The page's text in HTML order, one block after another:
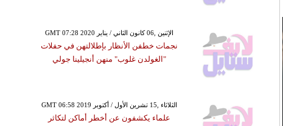
GMT 07:28 2020 الإثنين ,06 كانون الثاني / يناير
نجمات خطفن الأنظار بإطلالتهن في حفلات
"الغولدن غلوب" منهن أنجيلينا جولي
GMT 06:58 2019 الثلاثاء ,15 تشرين الأول / أكتوبر
علماء يكشفون عن أخطر أماكن لتكاثر